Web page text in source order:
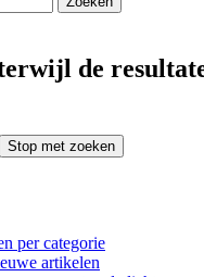
de
Stop met zoeken
per categorie
artikelen